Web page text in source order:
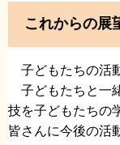
これからの展
子どもたちの活
子どもたちと一
技を子どもたちの
皆さんに今後の活